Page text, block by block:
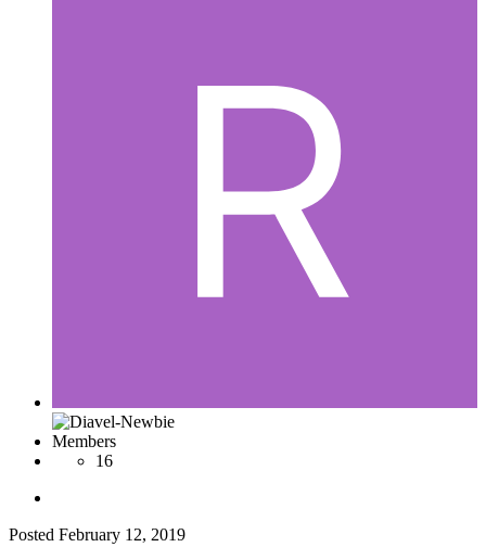
Members
16
Posted February 12, 2019